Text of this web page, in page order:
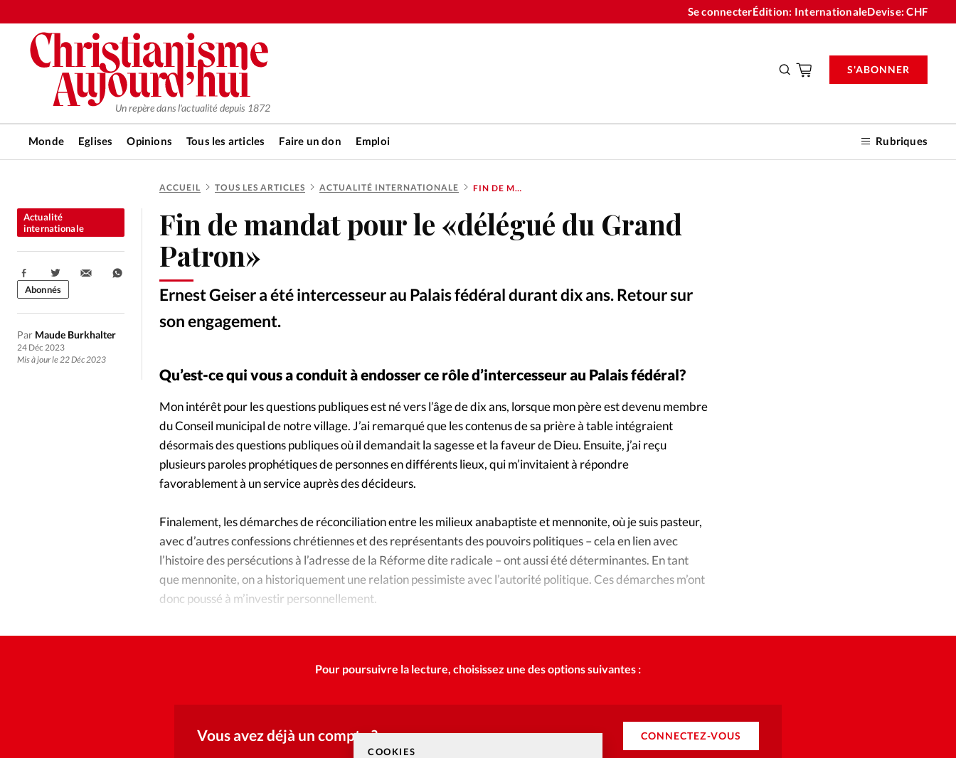
COOKIES
Se connecterÉdition: InternationaleDevise:CHF
Un repère dans l'actualité depuis 1872
Monde Eglises Opinions Tous les articles Faire un don Emploi Rubriques
S'ABONNER
RUBRIQUES
Tous les articles
Actualité chrétienne
Actualité internationale
Culture
Dossier Eglises
Génération réveil
Monde
Opinions
Relations Aujourd'hui
Tour du monde des Eglises
Vécu Vie Intérieure
Les abonnements
La rédaction
Mon compte
Changemement d'adresse
Nous contacter
Emploi
ACCUEIL TOUS LES ARTICLES ACTUALITÉ INTERNATIONALE FIN DE MANDAT POUR LE «DÉLÉGUÉ DU GRAND PATRON»
Fin de mandat pour le «délégué du Grand
Patron»
Ernest Geiser a été intercesseur au Palais fédéral durant dix ans. Retour sur
son engagement.
Actualité
internationale
Par Maude Burkhalter
24 Déc 2023
Mis à jour le 22 Déc 2023
Partager:
Abonnés
Qu’est-ce qui vous a conduit à endosser ce rôle d’intercesseur au Palais fédéral?
Mon intérêt pour les questions publiques est né vers l’âge de dix ans, lorsque mon père est devenu membre
du Conseil municipal de notre village. J’ai remarqué que les contenus de sa prière à table intégraient
désormais des questions publiques où il demandait la sagesse et la faveur de Dieu. Ensuite, j’ai reçu
plusieurs paroles prophétiques de personnes en différents lieux, qui m’invitaient à répondre
favorablement à un service auprès des décideurs.
Finalement, les démarches de réconciliation entre les milieux anabaptiste et mennonite, où je suis pasteur,
avec d’autres confessions chrétiennes et des représentants des pouvoirs politiques – cela en lien avec
l’histoire des persécutions à l’adresse de la Réforme dite radicale – ont aussi été déterminantes. En tant
que mennonite, on a historiquement une relation pessimiste avec l’autorité politique. Ces démarches m’ont
donc poussé à m’investir personnellement.
Pour poursuivre la lecture, choisissez une des options suivantes :
Vous avez déjà un compte ? CONNECTEZ-VOUS